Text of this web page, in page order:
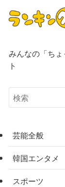
みんなの「ち
ト
芸能全般
韓国エンタメ
スポーツ